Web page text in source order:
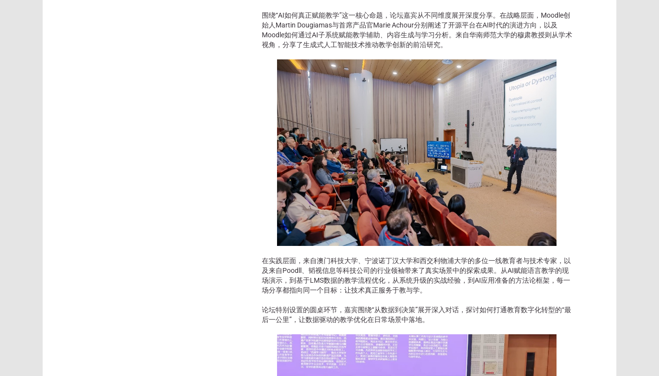
围绕“AI如何真正赋能教学”这一核心命题，论坛嘉宾从不同维度展开深度分享。在战略层面，Moodle创
始人Martin Dougiamas与首席产品官Marie Achour分别阐述了开源平台在AI时代的演进方向，以及
Moodle如何通过AI子系统赋能教学辅助、内容生成与学习分析。来自华南师范大学的穆肃教授则从学术
视角，分享了生成式人工智能技术推动教学创新的前沿研究。
在实践层面，来自澳门科技大学、宁波诺丁汉大学和西交利物浦大学的多位一线教育者与技术专家，以
及来自Poodll、韬视信息等科技公司的行业领袖带来了真实场景中的探索成果。从AI赋能语言教学的现
场演示，到基于LMS数据的教学流程优化，从系统升级的实战经验，到AI应用准备的方法论框架，每一
场分享都指向同一个目标：让技术真正服务于教与学。
论坛特别设置的圆桌环节，嘉宾围绕“从数据到决策”展开深入对话，探讨如何打通教育数字化转型的“最
后一公里”，让数据驱动的教学优化在日常场景中落地。